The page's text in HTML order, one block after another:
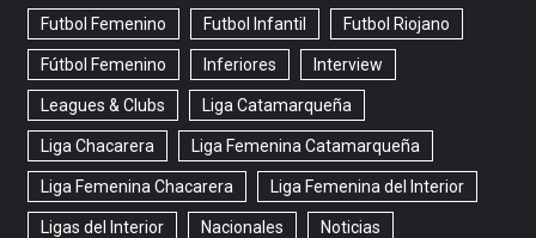
Futbol Femenino Futbol Infantil Futbol Riojano
Fútbol Femenino Inferiores Interview
Leagues & Clubs Liga Catamarqueña
Liga Chacarera Liga Femenina Catamarqueña
Liga Femenina Chacarera Liga Femenina del Interior
Ligas del Interior Nacionales Noticias